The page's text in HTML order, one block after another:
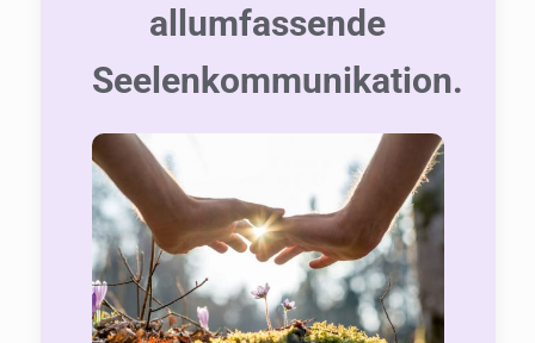
allumfassende
Seelenkommunikation.